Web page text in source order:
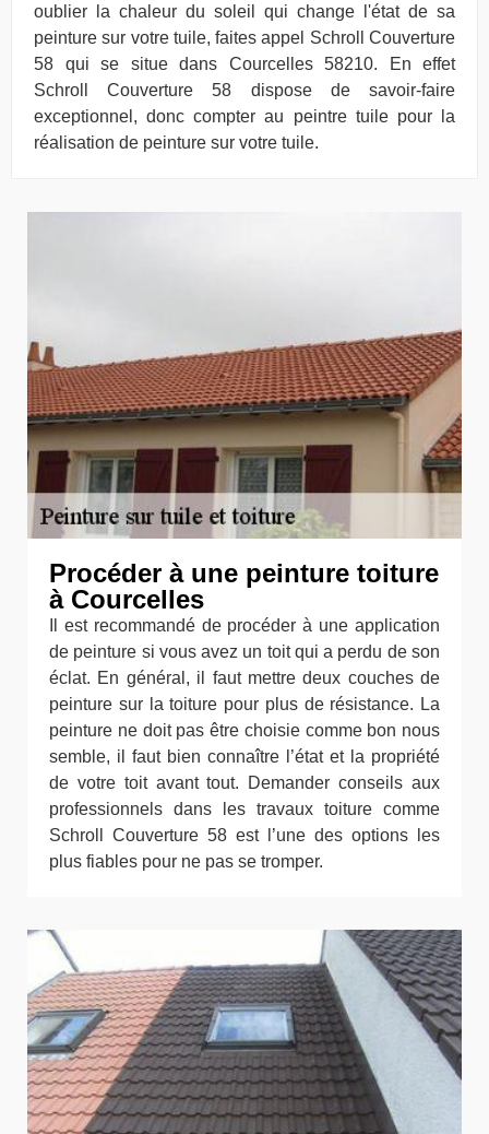
oublier la chaleur du soleil qui change l'état de sa
peinture sur votre tuile, faites appel Schroll Couverture
58 qui se situe dans Courcelles 58210. En effet
Schroll Couverture 58 dispose de savoir-faire
exceptionnel, donc compter au peintre tuile pour la
réalisation de peinture sur votre tuile.
Procéder à une peinture toiture
à Courcelles
Il est recommandé de procéder à une application
de peinture si vous avez un toit qui a perdu de son
éclat. En général, il faut mettre deux couches de
peinture sur la toiture pour plus de résistance. La
peinture ne doit pas être choisie comme bon nous
semble, il faut bien connaître l’état et la propriété
de votre toit avant tout. Demander conseils aux
professionnels dans les travaux toiture comme
Schroll Couverture 58 est l’une des options les
plus fiables pour ne pas se tromper.